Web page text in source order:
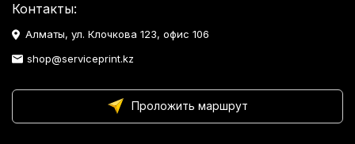
Контакты:
Алматы, ул. Клочкова 123, офис 106
shop@serviceprint.kz
Проложить маршрут